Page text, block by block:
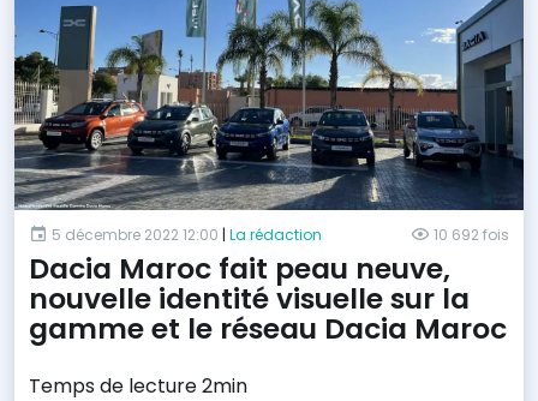
5 décembre 2022 12:00 | La rédaction 10 692 fois
Dacia Maroc fait peau neuve,
nouvelle identité visuelle sur la
gamme et le réseau Dacia Maroc
Temps de lecture 2min